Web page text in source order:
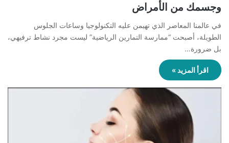
وجسمك من الأمراض
في عالمنا المعاصر الذي تهيمن عليه التكنولوجيا وساعات الجلوس
الطويلة، أصبحت “ممارسة التمارين الرياضية” ليست مجرد نشاط ترفيهي،
بل ضرورة…
اقرأ المزيد »